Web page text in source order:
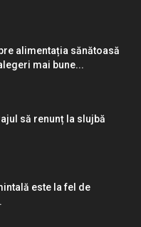
alimentația sănătoasă
mai bune...
să renunț la slujbă
este la fel de